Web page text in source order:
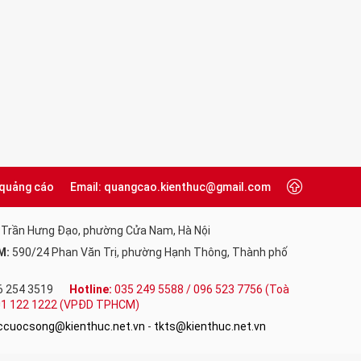
cáo Email: quangcao.kienthuc@gmail.com
Hưng Đạo, phường Cửa Nam, Hà Nội
590/24 Phan Văn Trị, phường Hạnh Thông, Thành phố
254 3519 Hotline: 035 249 5588 / 096 523 7756 (Toà
122 1222 (VPĐD TPHCM)
- tkts@kienthuc.net.vn